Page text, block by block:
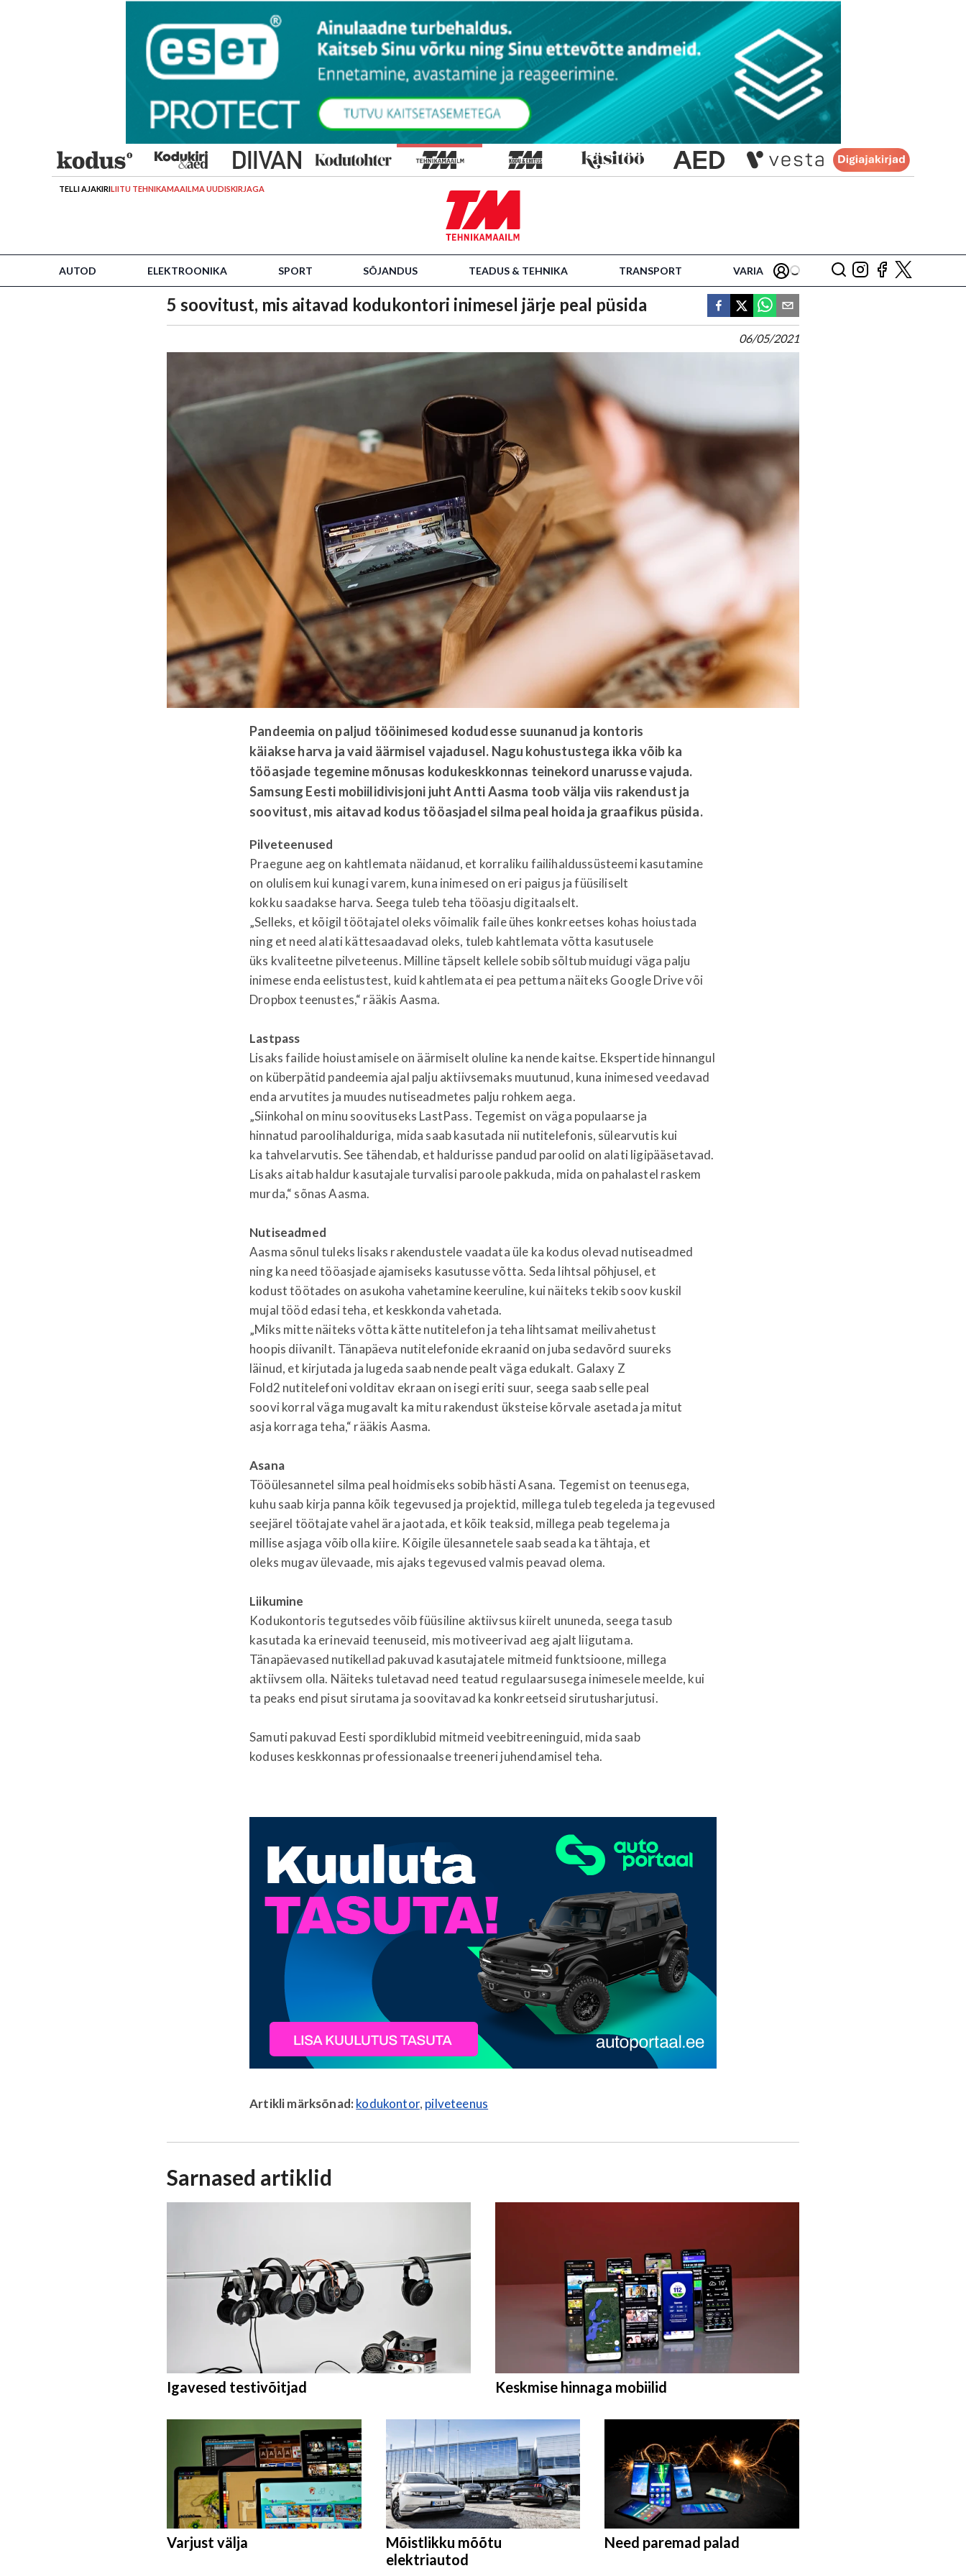
TELLI AJAKIRILIITU TEHNIKAMAAILMA UUDISKIRJAGA
AUTOD ELEKTROONIKA SPORT SÕJANDUS TEADUS & TEHNIKA TRANSPORT VARIA
5 soovitust, mis aitavad kodukontori inimesel järje peal püsida
06/05/2021
Pandeemia on paljud tööinimesed kodudesse suunanud ja kontoris
käiakse harva ja vaid äärmisel vajadusel. Nagu kohustustega ikka võib ka
tööasjade tegemine mõnusas kodukeskkonnas teinekord unarusse vajuda.
Samsung Eesti mobiilidivisjoni juht Antti Aasma toob välja viis rakendust ja
soovitust, mis aitavad kodus tööasjadel silma peal hoida ja graafikus püsida.
Pilveteenused
Praegune aeg on kahtlemata näidanud, et korraliku failihaldussüsteemi kasutamine
on olulisem kui kunagi varem, kuna inimesed on eri paigus ja füüsiliselt
kokku saadakse harva. Seega tuleb teha tööasju digitaalselt.
„Selleks, et kõigil töötajatel oleks võimalik faile ühes konkreetses kohas hoiustada
ning et need alati kättesaadavad oleks, tuleb kahtlemata võtta kasutusele
üks kvaliteetne pilveteenus. Milline täpselt kellele sobib sõltub muidugi väga palju
inimese enda eelistustest, kuid kahtlemata ei pea pettuma näiteks Google Drive või
Dropbox teenustes,“ rääkis Aasma.
Lastpass
Lisaks failide hoiustamisele on äärmiselt oluline ka nende kaitse. Ekspertide hinnangul
on küberpätid pandeemia ajal palju aktiivsemaks muutunud, kuna inimesed veedavad
enda arvutites ja muudes nutiseadmetes palju rohkem aega.
„Siinkohal on minu soovituseks LastPass. Tegemist on väga populaarse ja
hinnatud paroolihalduriga, mida saab kasutada nii nutitelefonis, sülearvutis kui
ka tahvelarvutis. See tähendab, et haldurisse pandud paroolid on alati ligipääsetavad.
Lisaks aitab haldur kasutajale turvalisi paroole pakkuda, mida on pahalastel raskem
murda,“ sõnas Aasma.
Nutiseadmed
Aasma sõnul tuleks lisaks rakendustele vaadata üle ka kodus olevad nutiseadmed
ning ka need tööasjade ajamiseks kasutusse võtta. Seda lihtsal põhjusel, et
kodust töötades on asukoha vahetamine keeruline, kui näiteks tekib soov kuskil
mujal tööd edasi teha, et keskkonda vahetada.
„Miks mitte näiteks võtta kätte nutitelefon ja teha lihtsamat meilivahetust
hoopis diivanilt. Tänapäeva nutitelefonide ekraanid on juba sedavõrd suureks
läinud, et kirjutada ja lugeda saab nende pealt väga edukalt. Galaxy Z
Fold2 nutitelefoni volditav ekraan on isegi eriti suur, seega saab selle peal
soovi korral väga mugavalt ka mitu rakendust üksteise kõrvale asetada ja mitut
asja korraga teha,“ rääkis Aasma.
Asana
Tööülesannetel silma peal hoidmiseks sobib hästi Asana. Tegemist on teenusega,
kuhu saab kirja panna kõik tegevused ja projektid, millega tuleb tegeleda ja tegevused
seejärel töötajate vahel ära jaotada, et kõik teaksid, millega peab tegelema ja
millise asjaga võib olla kiire. Kõigile ülesannetele saab seada ka tähtaja, et
oleks mugav ülevaade, mis ajaks tegevused valmis peavad olema.
Liikumine
Kodukontoris tegutsedes võib füüsiline aktiivsus kiirelt ununeda, seega tasub
kasutada ka erinevaid teenuseid, mis motiveerivad aeg ajalt liigutama.
Tänapäevased nutikellad pakuvad kasutajatele mitmeid funktsioone, millega
aktiivsem olla. Näiteks tuletavad need teatud regulaarsusega inimesele meelde, kui
ta peaks end pisut sirutama ja soovitavad ka konkreetseid sirutusharjutusi.
Samuti pakuvad Eesti spordiklubid mitmeid veebitreeninguid, mida saab
koduses keskkonnas professionaalse treeneri juhendamisel teha.
Artikli märksõnad: kodukontor, pilveteenus
Sarnased artiklid
Igavesed testivõitjad Keskmise hinnaga mobiilid
Varjust välja
Mõistlikku mõõtu
elektriautod
Need paremad palad